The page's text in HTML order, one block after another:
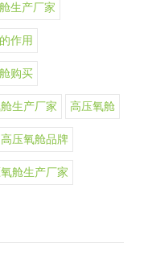
生产厂家
作用
购买
生产厂家 高压氧舱
高压氧舱品牌
舱生产厂家